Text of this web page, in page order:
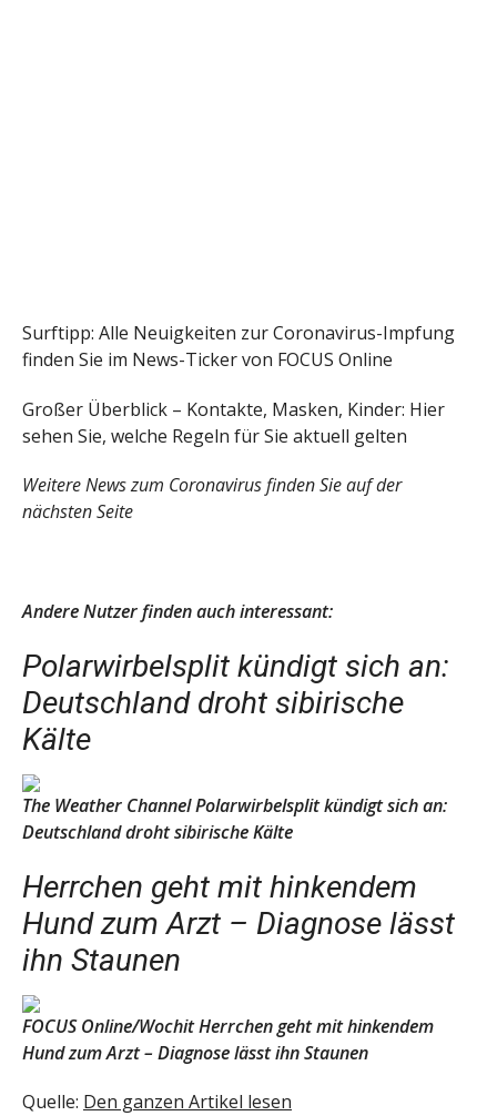
Surftipp: Alle Neuigkeiten zur Coronavirus-Impfung
finden Sie im News-Ticker von FOCUS Online
Großer Überblick – Kontakte, Masken, Kinder: Hier
sehen Sie, welche Regeln für Sie aktuell gelten
Weitere News zum Coronavirus finden Sieauf der
nächsten Seite
Andere Nutzer finden auch interessant:
Polarwirbelsplit kündigt sich an:
Deutschland droht sibirische
Kälte
The Weather ChannelPolarwirbelsplit kündigt sich an:
Deutschland droht sibirische Kälte
Herrchen geht mit hinkendem
Hund zum Arzt – Diagnose lässt
ihn Staunen
FOCUS Online/WochitHerrchen geht mit hinkendem
Hund zum Arzt – Diagnose lässt ihn Staunen
Quelle: Den ganzen Artikel lesen